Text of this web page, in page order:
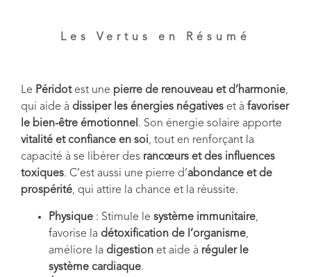
Les Vertus en Résumé
Le Péridotest une pierre de renouveau et d’harmonie,
qui aide à dissiper les énergies négatives et à favoriser
le bien-être émotionnel. Son énergie solaire apporte
vitalité et confiance en soi, tout en renforçant la
capacité à se libérer des rancœurs et des influences
toxiques. C’est aussi une pierre d’abondance et de
prospérité, qui attire la chance et la réussite.
Physique : Stimule le système immunitaire,
favorise la détoxification de l’organisme,
améliore la digestion et aide à réguler le
système cardiaque.